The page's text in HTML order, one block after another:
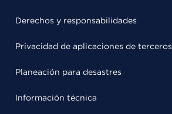
Derechos y responsabilidades
Privacidad de aplicaciones de terceros
Planeación para desastres
Información técnica